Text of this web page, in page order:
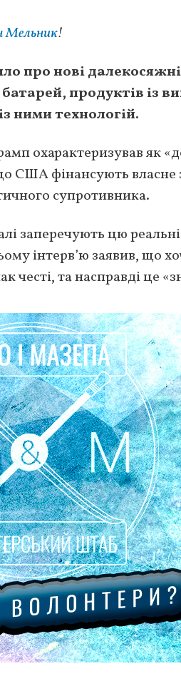
Мельник!
про нові
продуктів із
ними технологій.
охарактеризував як
США фінансують власне
супротивника.
заперечують цю
інтерв’ю заявив, що
та насправді це